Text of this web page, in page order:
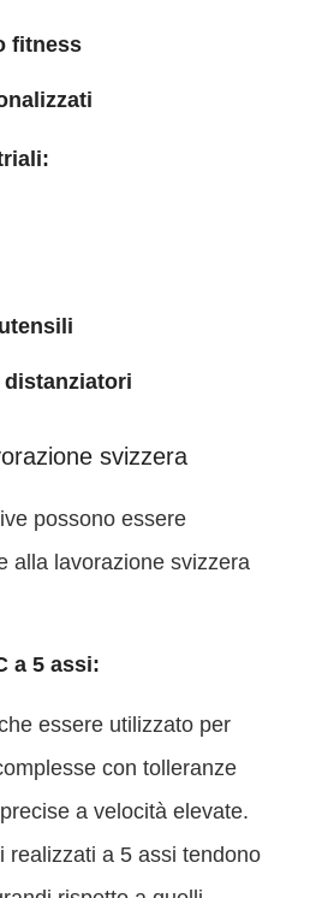
fitness
svizzera
possono essere
alla lavorazione svizzera
a 5 assi:
essere utilizzato per
con tolleranze
a velocità elevate.
realizzati a 5 assi tendono